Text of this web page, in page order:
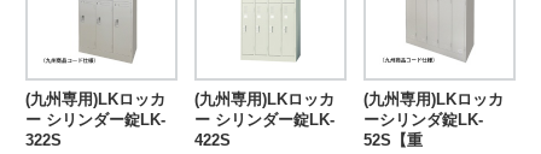
(九州専用)LKロッカ
ー シリンダー錠LK-
322S
(九州専用)LKロッカ
ー シリンダー錠LK-
422S
(九州専用)LKロッカ
ーシリンダ錠LK-
52S【重